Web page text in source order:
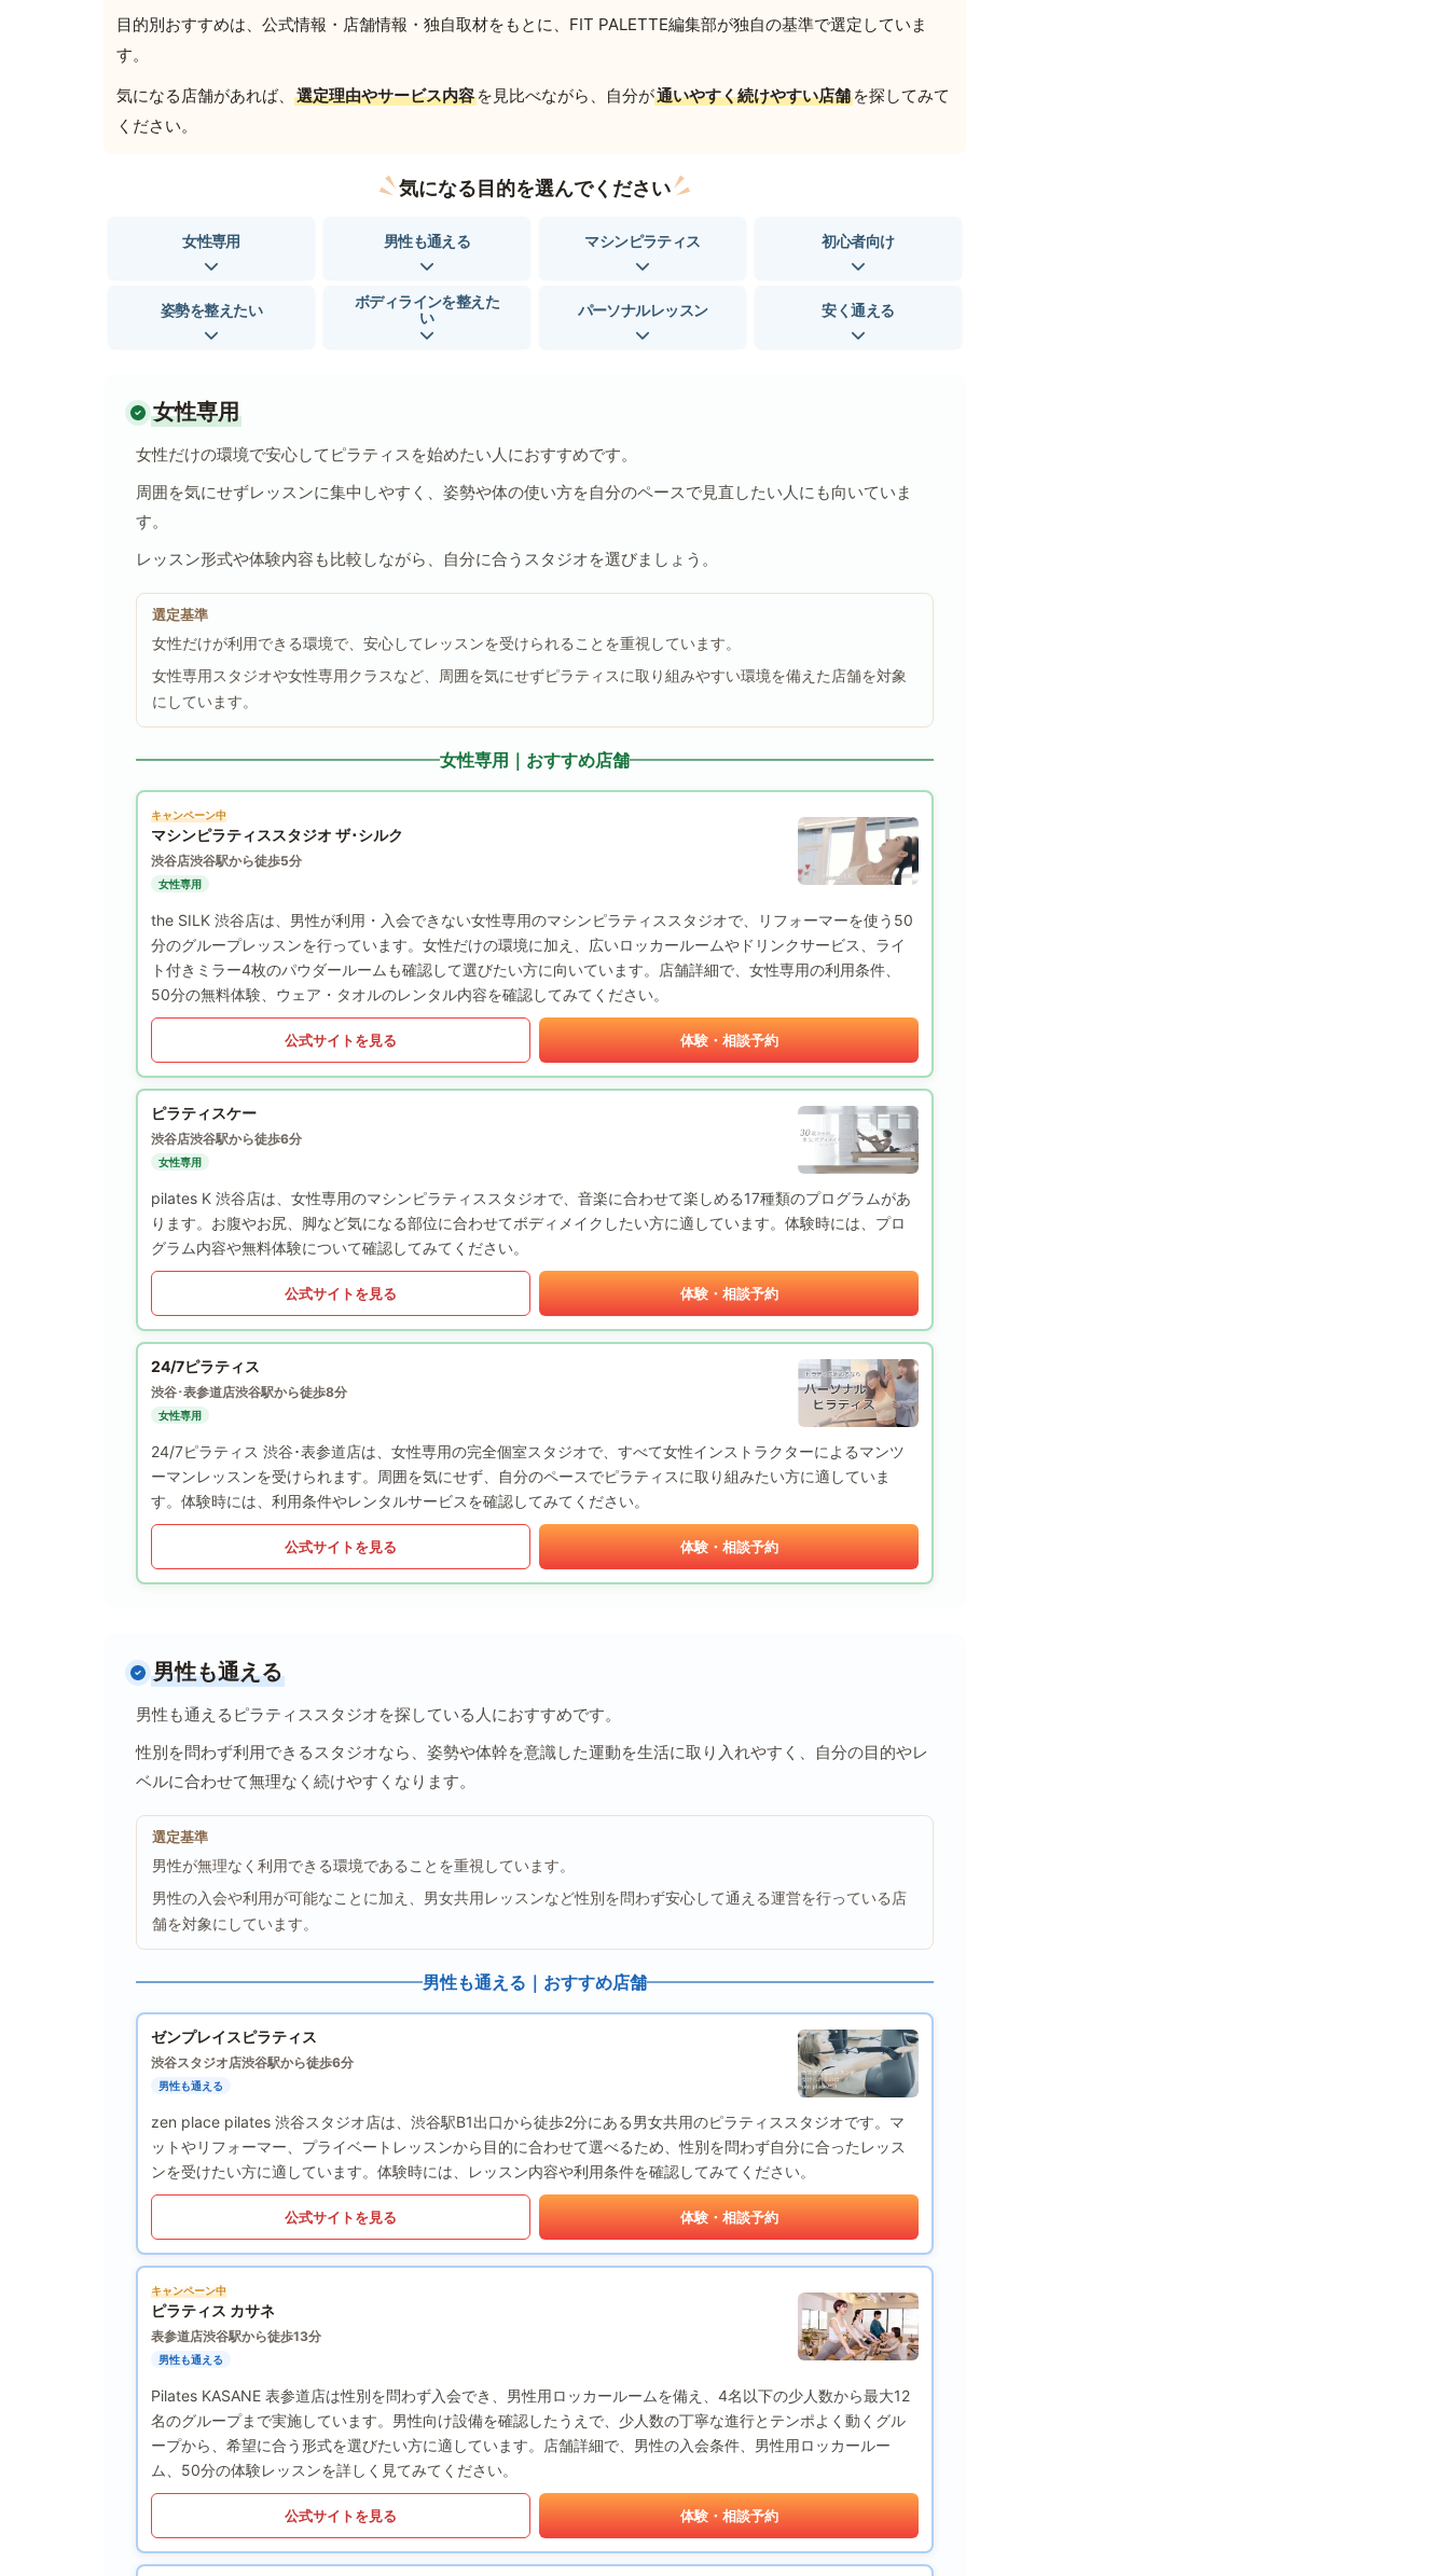
目的別おすすめは、公式情報・店舗情報・独自取材をもとに、FIT PALETTE編集部が独自の基準で選定していま
す。
気になる店舗があれば、
選定理由やサービス内容 を見比べながら、自分が通いやすく続けやすい店舗 を探してみて
ください。
気になる目的を選んでください
女性専用 男性も通える マシンピラティス 初心者向け
姿勢を整えたい
ボディラインを整えた
い
パーソナルレッスン 安く通える
女性専用
女性だけの環境で安心してピラティスを始めたい人におすすめです。
周囲を気にせずレッスンに集中しやすく、姿勢や体の使い方を自分のペースで見直したい人にも向いていま
す。
レッスン形式や体験内容も比較しながら、自分に合うスタジオを選びましょう。
選定基準
女性だけが利用できる環境で、安心してレッスンを受けられることを重視しています。
女性専用スタジオや女性専用クラスなど、周囲を気にせずピラティスに取り組みやすい環境を備えた店舗を対象
にしています。
女性専用｜おすすめ店舗
キャンペーン中
マシンピラティススタジオ ザ･シルク
渋谷店渋谷駅から徒歩5分
女性専用
the SILK 渋谷店は、男性が利用・入会できない女性専用のマシンピラティススタジオで、リフォーマーを使う50
分のグループレッスンを行っています。女性だけの環境に加え、広いロッカールームやドリンクサービス、ライ
ト付きミラー4枚のパウダールームも確認して選びたい方に向いています。店舗詳細で、女性専用の利用条件、
50分の無料体験、ウェア・タオルのレンタル内容を確認してみてください。
公式サイトを見る 体験・相談予約
ピラティスケー
渋谷店渋谷駅から徒歩6分
女性専用
pilates K 渋谷店は、女性専用のマシンピラティススタジオで、音楽に合わせて楽しめる17種類のプログラムがあ
ります。お腹やお尻、脚など気になる部位に合わせてボディメイクしたい方に適しています。体験時には、プロ
グラム内容や無料体験について確認してみてください。
公式サイトを見る 体験・相談予約
24/7ピラティス
渋谷･表参道店渋谷駅から徒歩8分
女性専用
24/7ピラティス 渋谷･表参道店は、女性専用の完全個室スタジオで、すべて女性インストラクターによるマンツ
ーマンレッスンを受けられます。周囲を気にせず、自分のペースでピラティスに取り組みたい方に適していま
す。体験時には、利用条件やレンタルサービスを確認してみてください。
公式サイトを見る 体験・相談予約
男性も通える
男性も通えるピラティススタジオを探している人におすすめです。
性別を問わず利用できるスタジオなら、姿勢や体幹を意識した運動を生活に取り入れやすく、自分の目的やレ
ベルに合わせて無理なく続けやすくなります。
選定基準
男性が無理なく利用できる環境であることを重視しています。
男性の入会や利用が可能なことに加え、男女共用レッスンなど性別を問わず安心して通える運営を行っている店
舗を対象にしています。
男性も通える｜おすすめ店舗
ゼンプレイスピラティス
渋谷スタジオ店渋谷駅から徒歩6分
男性も通える
zen place pilates 渋谷スタジオ店は、渋谷駅B1出口から徒歩2分にある男女共用のピラティススタジオです。マ
ットやリフォーマー、プライベートレッスンから目的に合わせて選べるため、性別を問わず自分に合ったレッス
ンを受けたい方に適しています。体験時には、レッスン内容や利用条件を確認してみてください。
公式サイトを見る 体験・相談予約
キャンペーン中
ピラティス カサネ
表参道店渋谷駅から徒歩13分
男性も通える
Pilates KASANE 表参道店は性別を問わず入会でき、男性用ロッカールームを備え、4名以下の少人数から最大12
名のグループまで実施しています。男性向け設備を確認したうえで、少人数の丁寧な進行とテンポよく動くグル
ープから、希望に合う形式を選びたい方に適しています。店舗詳細で、男性の入会条件、男性用ロッカールー
ム、50分の体験レッスンを詳しく見てみてください。
公式サイトを見る 体験・相談予約